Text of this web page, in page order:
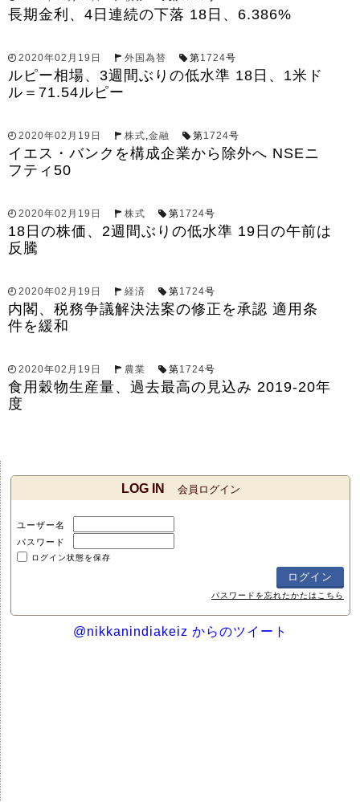
長期金利、4日連続の下落 18日、6.386%
2020年02月19日 外国為替 第1724号
ルピー相場、3週間ぶりの低水準 18日、1米ド
ル＝71.54ルピー
2020年02月19日 株式,金融 第1724号
イエス・バンクを構成企業から除外へ NSEニ
フティ50
2020年02月19日 株式 第1724号
18日の株価、2週間ぶりの低水準 19日の午前は
反騰
2020年02月19日 経済 第1724号
内閣、税務争議解決法案の修正を承認 適用条
件を緩和
2020年02月19日 農業 第1724号
食用穀物生産量、過去最高の見込み 2019-20年
度
LOG IN 会員ログイン
ユーザー名
パスワード
ログイン状態を保存
パスワードを忘れたかたはこちら
@nikkanindiakeiz からのツイート